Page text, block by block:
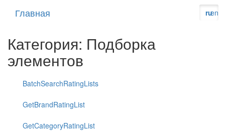
Главная en
ru
Категория: Подборка
элементов
BatchSearchRatingLists
GetBrandRatingList
GetCategoryRatingList